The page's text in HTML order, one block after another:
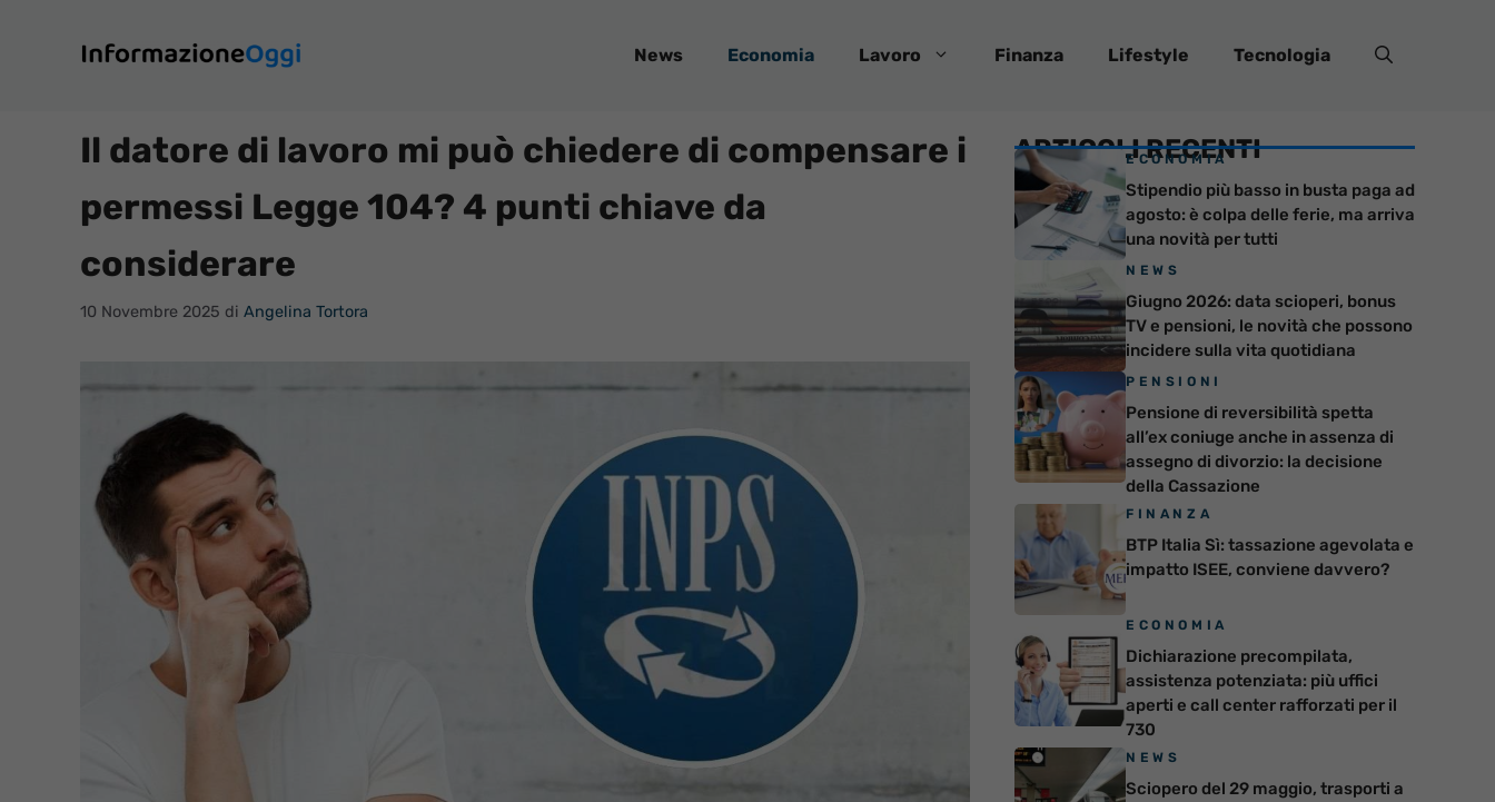
contenuto
News Economia Lavoro Finanza Lifestyle Tecnologia
Il datore di lavoro mi può chiedere di compensare i
permessi Legge 104? 4 punti chiave da
considerare
10 Novembre 2025 di Angelina Tortora
ARTICOLI RECENTI
ECONOMIA
Stipendio più basso in busta paga ad
agosto: è colpa delle ferie, ma arriva
una novità per tutti
NEWS
Giugno 2026: data scioperi, bonus
TV e pensioni, le novità che possono
incidere sulla vita quotidiana
PENSIONI
Pensione di reversibilità spetta
all’ex coniuge anche in assenza di
assegno di divorzio: la decisione
della Cassazione
FINANZA
BTP Italia Sì: tassazione agevolata e
impatto ISEE, conviene davvero?
ECONOMIA
Dichiarazione precompilata,
assistenza potenziata: più uffici
aperti e call center rafforzati per il
730
NEWS
Sciopero del 29 maggio, trasporti a